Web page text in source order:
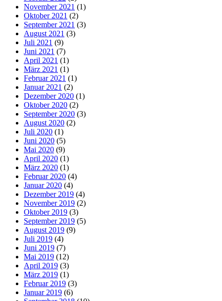
November 2021 (1)
Oktober 2021 (2)
September 2021 (3)
August 2021 (3)
Juli 2021 (9)
Juni 2021 (7)
April 2021 (1)
März 2021 (1)
Februar 2021 (1)
Januar 2021 (2)
Dezember 2020 (1)
Oktober 2020 (2)
September 2020 (3)
August 2020 (2)
Juli 2020 (1)
Juni 2020 (5)
Mai 2020 (9)
April 2020 (1)
März 2020 (1)
Februar 2020 (4)
Januar 2020 (4)
Dezember 2019 (4)
November 2019 (2)
Oktober 2019 (3)
September 2019 (5)
August 2019 (9)
Juli 2019 (4)
Juni 2019 (7)
Mai 2019 (12)
April 2019 (3)
März 2019 (1)
Februar 2019 (3)
Januar 2019 (6)